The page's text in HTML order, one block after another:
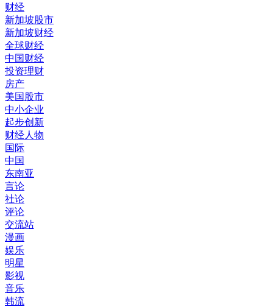
财经
新加坡股市
新加坡财经
全球财经
中国财经
投资理财
房产
美国股市
中小企业
起步创新
财经人物
国际
中国
东南亚
言论
社论
评论
交流站
漫画
娱乐
明星
影视
音乐
韩流